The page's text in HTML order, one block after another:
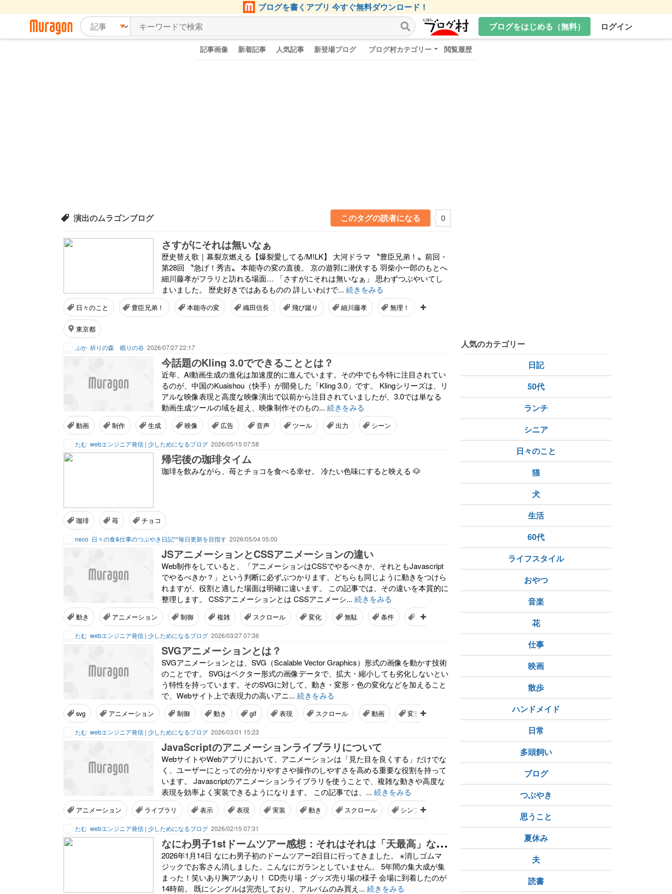
ブログを書くアプリ 今すぐ無料ダウンロード！
ブログをはじめる（無料）
ログイン
記事画像 新着記事 人気記事 新登場ブログ ブログ村カテゴリー 閲覧履歴
演出のムラゴンブログ このタグの読者になる 0
さすがにそれは無いなぁ
歴史替え歌｜幕裂京燃える【爆裂愛してる/M!LK】 大河ドラマ 〝豊臣兄弟！〟前回・
第28回 〝急げ！秀吉〟 本能寺の変の直後。 京の遊郭に潜伏する 羽柴小一郎のもとへ
細川藤孝がフラリと訪れる場面… 「さすがにそれは無いなぁ」 思わずつぶやいてし
まいました。 歴史好きではあるものの 詳しいわけで... 続きをみる
日々のこと 豊臣兄弟！ 本能寺の変 織田信長 飛び蹴り 細川藤孝 無理！
東京都
ぷか 祈りの森 眠りの谷 2026/07/27 22:17
今話題のKling 3.0でできることとは？
近年、AI動画生成の進化は加速度的に進んでいます。その中でも今特に注目されてい
るのが、中国のKuaishou（快手）が開発した「Kling 3.0」です。 Klingシリーズは、リ
アルな映像表現と高度な映像演出で以前から注目されていましたが、3.0では単なる
動画生成ツールの域を超え、映像制作そのもの... 続きをみる
動画 制作 生成 映像 広告 音声 ツール 出力 シーン
たむ webエンジニア発信 | 少しためになるブログ 2026/05/15 07:58
帰宅後の珈琲タイム
珈琲を飲みながら、苺とチョコを食べる幸せ。 冷たい色味にすると映える 🐶
珈琲 苺 チョコ
neco 日々の食&仕事のつぶやき日記**毎日更新を目指す 2026/05/04 05:00
JSアニメーションとCSSアニメーションの違い
Web制作をしていると、「アニメーションはCSSでやるべきか、それともJavascript
でやるべきか？」という判断に必ずぶつかります。どちらも同じように動きをつけら
れますが、役割と適した場面は明確に違います。 この記事では、その違いを本質的に
整理します。 CSSアニメーションとは CSSアニメーシ... 続きをみる
動き アニメーション 制御 複雑 スクロール 変化 無駄 条件 ロジック
たむ webエンジニア発信 | 少しためになるブログ 2026/03/27 07:36
SVGアニメーションとは？
SVGアニメーションとは、SVG（Scalable Vector Graphics）形式の画像を動かす技術
のことです。 SVGはベクター形式の画像データで、拡大・縮小しても劣化しないとい
う特性を持っています。そのSVGに対して、動き・変形・色の変化などを加えること
で、Webサイト上で表現力の高いアニ... 続きをみる
svg アニメーション 制御 動き gif 表現 スクロール 動画 変形
たむ webエンジニア発信 | 少しためになるブログ 2026/03/01 15:23
JavaScriptのアニメーションライブラリについて
WebサイトやWebアプリにおいて、アニメーションは「見た目を良くする」だけでな
く、ユーザーにとっての分かりやすさや操作のしやすさを高める重要な役割を持って
います。 Javascriptのアニメーションライブラリを使うことで、複雑な動きや高度な
表現を効率よく実装できるようになります。 この記事では、... 続きをみる
アニメーション ライブラリ 表示 表現 実装 動き スクロール シンプル
たむ webエンジニア発信 | 少しためになるブログ 2026/02/15 07:31
な
にわ男子1stドームツアー感想：それはそれは「天最高」な3時間だった
2026年1月14日 なにわ男子初のドームツアー2日目に行ってきました。 ※消しゴムマ
ジックでお客さん消しました。こんなにガランとしていません。 5年間の集大成が集
まった！笑いあり胸アツあり！ CD売り場・グッズ売り場の様子 会場に到着したのが
14時前。 既にシングルは完売しており、アルバムのみ買え... 続きをみる
人気のカテゴリー
日記
50代
ランチ
シニア
日々のこと
猫
犬
生活
60代
ライフスタイル
おやつ
音楽
花
仕事
映画
散歩
ハンドメイド
日常
多頭飼い
ブログ
つぶやき
思うこと
夏休み
夫
読書